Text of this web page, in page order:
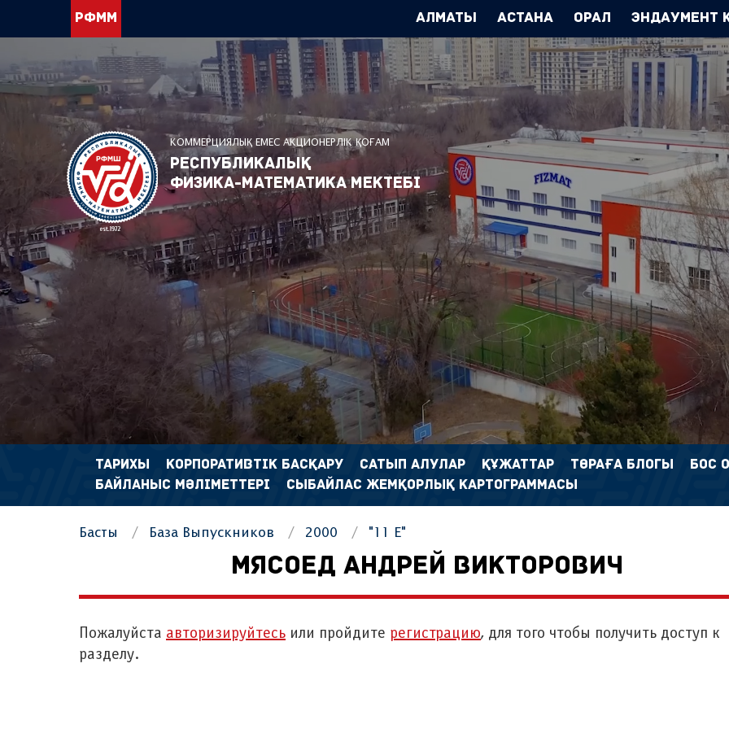
РФММ Алматы Астана Орал Эндаумент
КОММЕРЦИЯЛЫҚ ЕМЕС АКЦИОНЕРЛІК ҚОҒАМ
Республикалық
физика-математика мектебі
ТАРИХЫ КОРПОРАТИВТІК БАСҚАРУ САТЫП АЛУЛАР ҚҰЖАТТАР ТӨРАҒА БЛОГЫ
БОС
БАЙЛАНЫС МӘЛІМЕТТЕРІ
СЫБАЙЛАС ЖЕМҚОРЛЫҚ КАРТОГРАММАСЫ
Басты База Выпускников 2000 "11 Е"
МЯСОЕД АНДРЕЙ ВИКТОРОВИЧ
Пожалуйста авторизируйтесь или пройдите регистрацию, для того чтобы получить доступ к
разделу.